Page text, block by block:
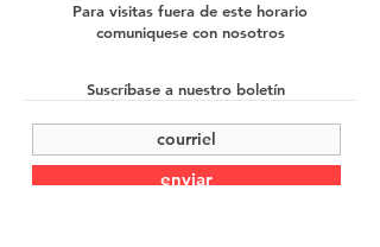
Para visitas fuera de este horario
comuniquese con nosotros
Suscríbase a nuestro boletín
enviar